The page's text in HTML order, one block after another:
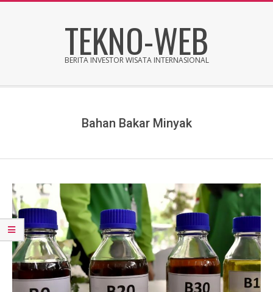
TEKNO-WEB
BERITA INVESTOR WISATA INTERNASIONAL
Bahan Bakar Minyak